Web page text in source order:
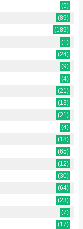
(5)
(89)
(189)
(1)
(24)
(9)
(4)
(21)
(13)
(21)
(4)
(18)
(65)
(12)
(30)
(64)
(23)
(7)
(17)